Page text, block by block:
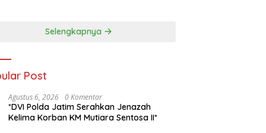
Selengkapnya
Post
Agustus 6, 2026 0 Komentar
*DVI Polda Jatim Serahkan Jenazah
Kelima Korban KM Mutiara Sentosa II*